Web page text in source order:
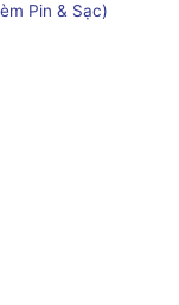
Pin & Sạc)